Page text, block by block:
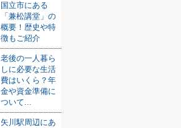
国立市にある
「兼松講堂」の
概要！歴史や特
徴もご紹介
老後の一人暮ら
しに必要な生活
費はいくら？年
金や資金準備に
ついて...
矢川駅周辺にあ